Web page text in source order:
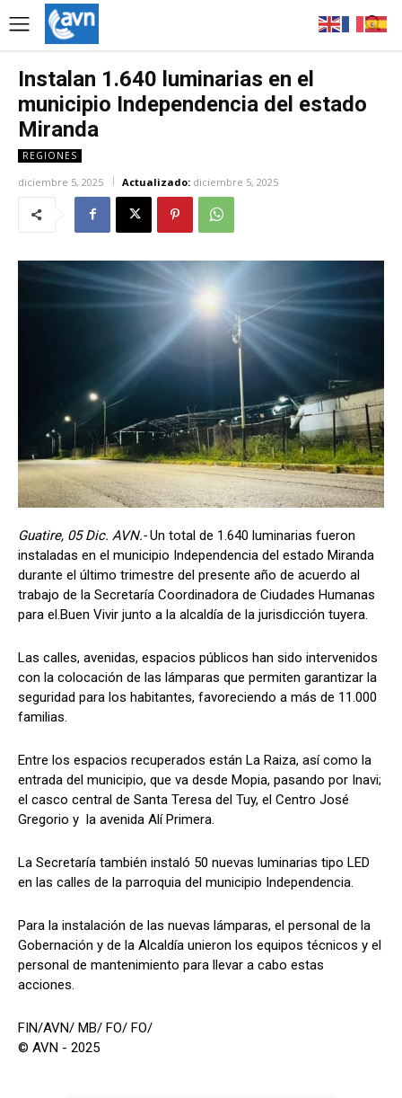
Instalan 1.640 luminarias en el
municipio Independencia del estado
Miranda
REGIONES
diciembre 5, 2025 Actualizado: diciembre 5, 2025
Guatire, 05 Dic. AVN.-Un total de 1.640 luminarias fueron
instaladas en el municipio Independencia del estado Miranda
durante el último trimestre del presente año de acuerdo al
trabajo de la Secretaría Coordinadora de Ciudades Humanas
para el.Buen Vivir junto a la alcaldía de la jurisdicción tuyera.
Las calles, avenidas, espacios públicos han sido intervenidos
con la colocación de las lámparas que permiten garantizar la
seguridad para los habitantes, favoreciendo a más de 11.000
familias.
Entre los espacios recuperados están La Raiza, así como la
entrada del municipio, que va desde Mopia, pasando por Inavi;
el casco central de Santa Teresa del Tuy, el Centro José
Gregorio y la avenida Alí Primera.
La Secretaría también instaló 50 nuevas luminarias tipo LED
en las calles de la parroquia del municipio Independencia.
Para la instalación de las nuevas lámparas, el personal de la
Gobernación y de la Alcaldía unieron los equipos técnicos y el
personal de mantenimiento para llevar a cabo estas
acciones.
FIN/AVN/ MB/ FO/ FO/
© AVN - 2025